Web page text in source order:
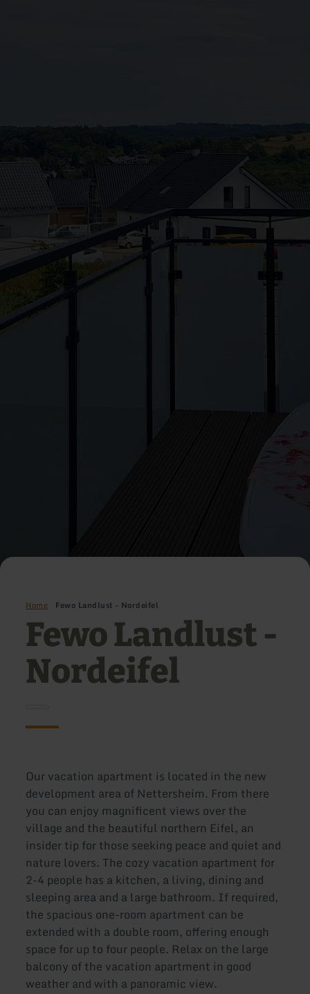
Home Fewo Landlust - Nordeifel
Fewo Landlust -
Nordeifel
Our vacation apartment is located in the new
development area of Nettersheim. From there
you can enjoy magnificent views over the
village and the beautiful northern Eifel, an
insider tip for those seeking peace and quiet and
nature lovers. The cozy vacation apartment for
2-4 people has a kitchen, a living, dining and
sleeping area and a large bathroom. If required,
the spacious one-room apartment can be
extended with a double room, offering enough
space for up to four people. Relax on the large
balcony of the vacation apartment in good
weather and with a panoramic view.